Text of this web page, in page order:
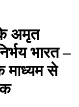
अमृत
भारत –
माध्यम से